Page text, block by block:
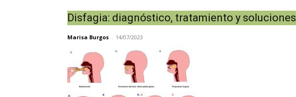
Disfagia: diagnóstico, tratamiento y soluciones
Marisa Burgos - 14/07/2023